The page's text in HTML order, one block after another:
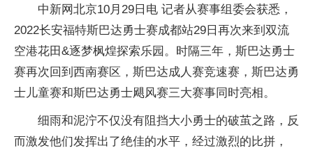
中新网北京10月29日电 记者从赛事组委会获悉，
2022长安福特斯巴达勇士赛成都站29日再次来到双流
空港花田&逐梦枫煌探索乐园。时隔三年，斯巴达勇士
赛再次回到西南赛区，斯巴达成人赛竞速赛，斯巴达勇
士儿童赛和斯巴达勇士飓风赛三大赛事同时亮相。
细雨和泥泞不仅没有阻挡大小勇士的破茧之路，反
而激发他们发挥出了绝佳的水平，经过激烈的比拼，